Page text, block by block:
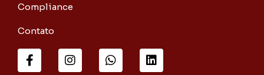
Compliance
Contato
a
c
n
s
h
a
i
n